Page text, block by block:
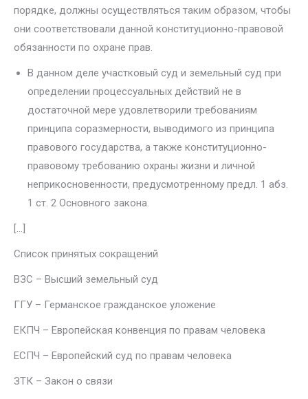
порядке, должны осуществляться таким об­разом, чтобы
они соответствовали данной конституционно-правовой
обязанности по охране прав.
В данном деле участковый суд и земельный суд при
определении процессуальных действий не в
достаточной мере удовлетворили требо­ваниям
принципа соразмерности, выводимого из принципа
правового государства, а также конституционно-
правовому требованию охраны жизни и личной
неприкосновенности, предусмотренному предл. 1 абз.
1 ст. 2 Основного закона.
[…]
Список принятых сокращений
ВЗC – Высший земельный суд
ГГУ – Германское гражданское уложение
ЕКПЧ – Европейская конвенция по правам человека
ЕСПЧ – Европейский суд по правам человека
ЗТК – Закон о связи